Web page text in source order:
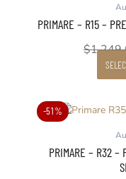
PRIMARE – R15 –
$
-51%
PRIMARE – R32 –